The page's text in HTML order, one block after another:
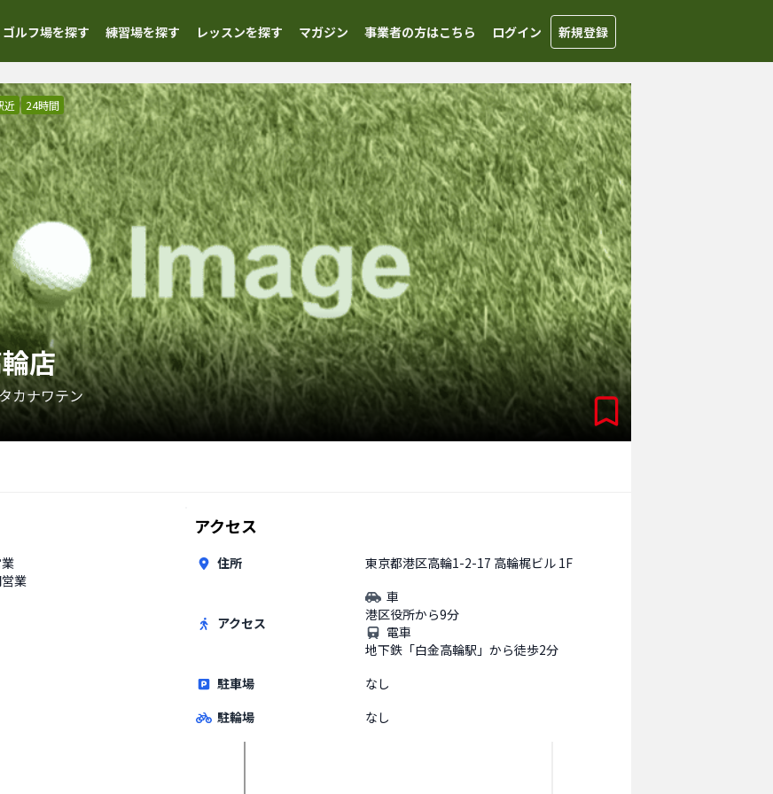
ゴルフ場を探す 練習場を探す レッスンを探す マガジン 事業者の方はこちら ログイン 新規登録
近 24時間
店
カナワテン
業
アクセス
住所 東京都港区高輪1-2-17 高輪梶ビル 1F
アクセス
車
港区役所から9分
電車
地下鉄「白金高輪駅」から徒歩2分
駐車場
なし
駐輪場
なし